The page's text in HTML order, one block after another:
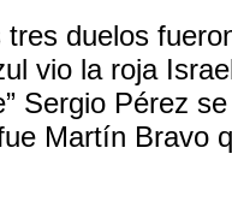
duelos
vio la roja
Sergio Pérez
Martín Bravo